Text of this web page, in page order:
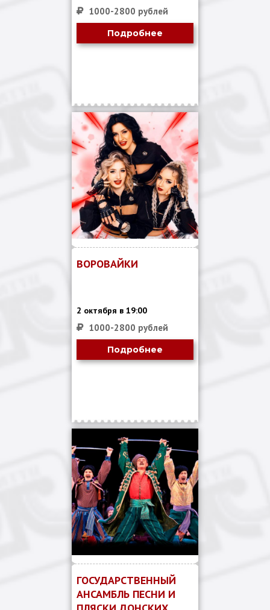
1000-2800 рублей
Подробнее
ВОРОВАЙКИ
2 октября в 19:00
1000-2800 рублей
Подробнее
ГОСУДАРСТВЕННЫЙ
АНСАМБЛЬ ПЕСНИ И